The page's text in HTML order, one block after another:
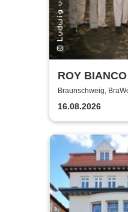
ROY
2026
Braunschweig,
16.08.2026